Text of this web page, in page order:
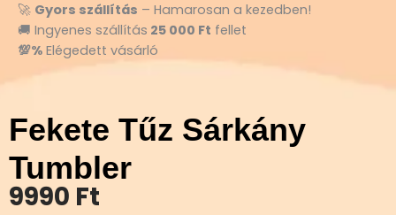
🚀 Gyors szállítás – Hamarosan a kezedben!
🚚 Ingyenes szállítás 25 000 Ft fellet
💯% Elégedett vásárló
Fekete Tűz Sárkány
Tumbler
9990 Ft